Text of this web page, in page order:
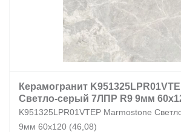
Керамогранит
Светло-серый 7ЛПР R9 9мм
K951325LPR01VTEP Marmostone
9мм 60x120 (46,08)